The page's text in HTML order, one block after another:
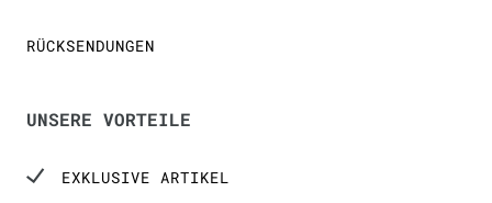
RÜCKSENDUNGEN
UNSERE VORTEILE
EXKLUSIVE ARTIKEL